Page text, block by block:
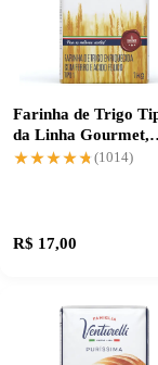
Farinha de Trigo
da Linha Gourmet,
confiança garantida
★★★★★
★★★★★ (1014)
R$ 17,00